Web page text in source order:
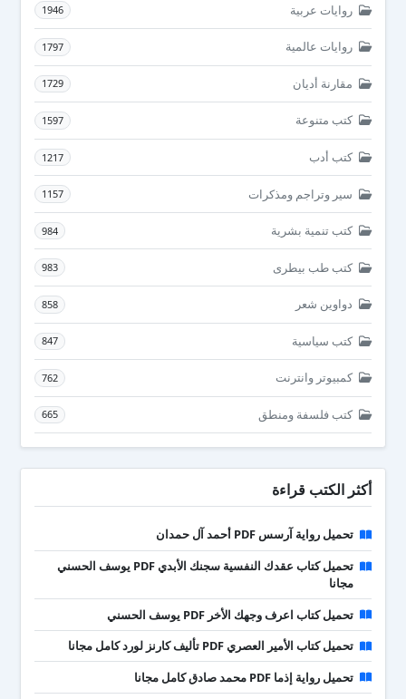
روايات عربية 1946
روايات عالمية 1797
مقارنة أديان 1729
كتب متنوعة 1597
كتب أدب 1217
سير وتراجم ومذكرات 1157
كتب تنمية بشرية 984
كتب طب بيطرى 983
دواوين شعر 858
كتب سياسية 847
كمبيوتر وانترنت 762
كتب فلسفة ومنطق 665
أكثر الكتب قراءة
تحميل رواية آرسس PDF أحمد آل حمدان
تحميل كتاب عقدك النفسية سجنك الأبدي PDF يوسف الحسني
مجانا
تحميل كتاب اعرف وجهك الأخر PDF يوسف الحسني
تحميل كتاب الأمير العصري PDF تأليف كارنز لورد كامل مجانا
تحميل رواية إذما PDF محمد صادق كامل مجانا